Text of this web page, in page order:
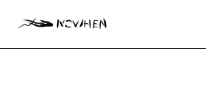
the